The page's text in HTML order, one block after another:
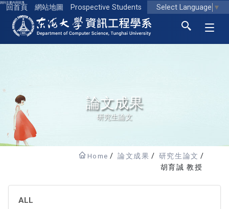
跳到主要內容區塊
回首頁 網站地圖 Prospective Students Select Language ▼
東海大學logo
論文成果
研究生論文
Home 論文成果
研究生論文
胡育誠 教授
ALL